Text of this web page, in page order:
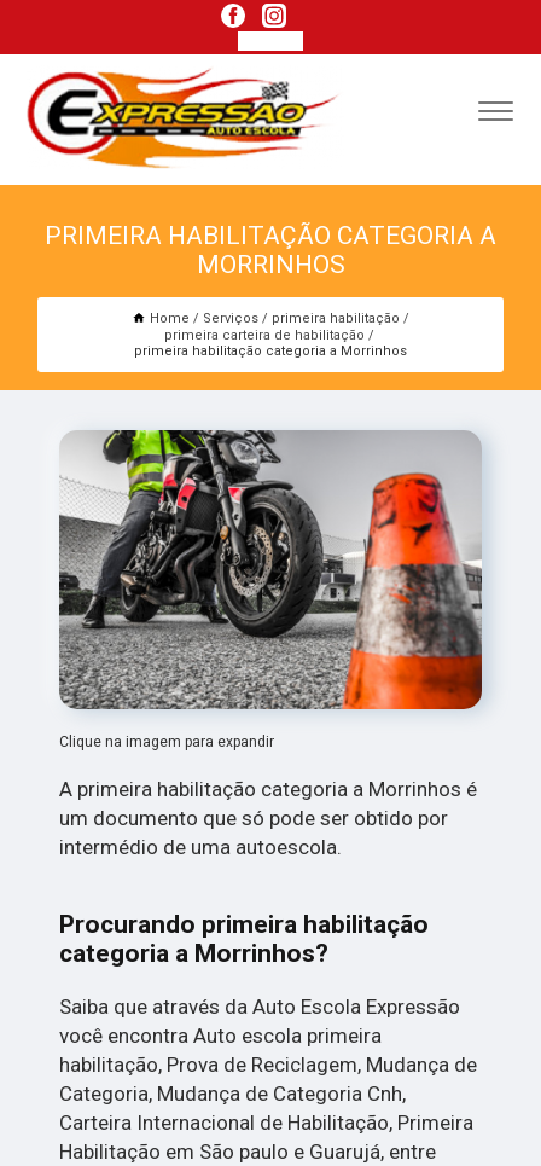
PRIMEIRA HABILITAÇÃO CATEGORIA A
MORRINHOS
Home Serviços
primeira habilitação
primeira carteira de habilitação
primeira habilitação categoria a Morrinhos
Clique na imagem para expandir
A primeira habilitação categoria a Morrinhos é
um documento que só pode ser obtido por
intermédio de uma autoescola.
Procurando primeira habilitação
categoria a Morrinhos?
Saiba que através da Auto Escola Expressão
você encontra Auto escola primeira
habilitação, Prova de Reciclagem, Mudança de
Categoria, Mudança de Categoria Cnh,
Carteira Internacional de Habilitação, Primeira
Habilitação em São paulo e Guarujá, entre